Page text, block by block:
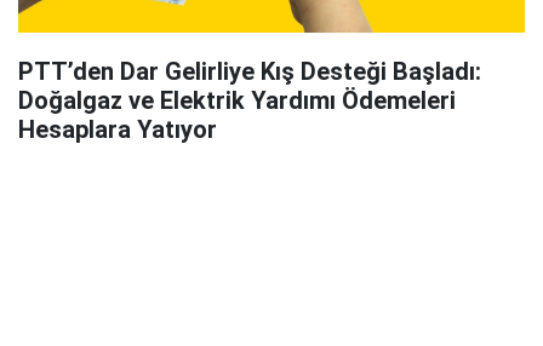
PTT’den Dar Gelirliye Kış Desteği Başladı:
Doğalgaz ve Elektrik Yardımı Ödemeleri
Hesaplara Yatıyor